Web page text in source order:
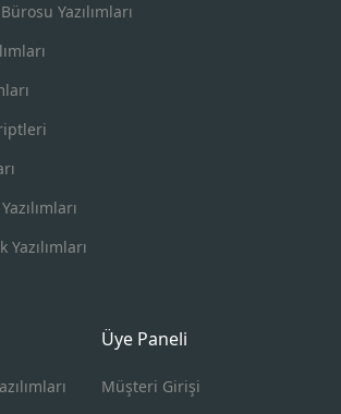
Yazılımları
Yazılımları
Üye Paneli
Müşteri Girişi